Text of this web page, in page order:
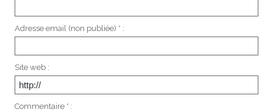
Adresse email (non publiée) * :
Site web :
Commentaire * :